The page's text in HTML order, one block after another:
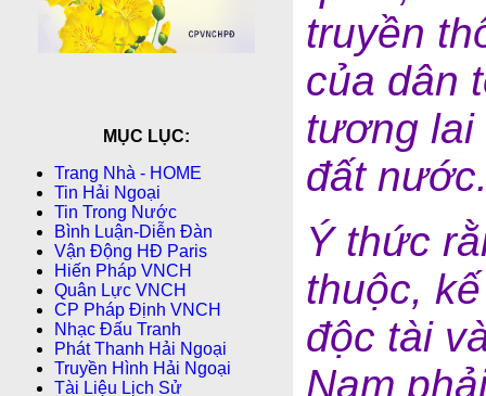
MỤC LỤC:
Trang Nhà - HOME
Tin Hải Ngoại
Tin Trong Nước
Bình Luận-Diễn Ðàn
Vận Động HĐ Paris
Hiến Pháp VNCH
Quân Lực VNCH
CP Pháp Ðịnh VNCH
Nhạc Đấu Tranh
Phát Thanh Hải Ngoại
Truyền Hình Hải Ngoại
Tài Liệu Lịch Sử
truyền
của dân
tương lai
đất
Ý thức
thuộc,
độc tài
Nam